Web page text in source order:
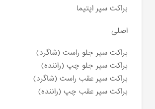
براکت سپر اپتیما
اصلی
براکت سپر جلو راست (شاگرد)
براکت سپر جلو چپ (راننده)
براکت سپر عقب راست (شاگرد)
براکت سپر عقب چپ (راننده)